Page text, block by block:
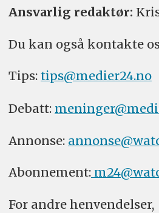
Ansvarlig redaktør:
Du kan også kontakte
Tips: tips@medier24.no
Debatt:
Annonse:
Abonnement:
For andre henvendelser,